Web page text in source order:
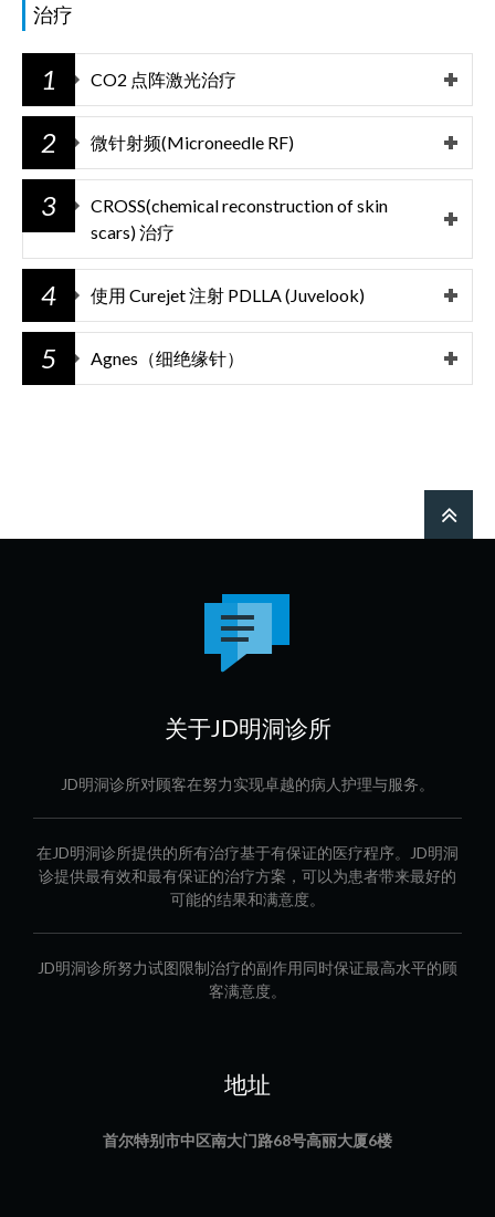
治疗
1 CO2 点阵激光治疗
2 微针射频(Microneedle RF)
3
CROSS(chemical reconstruction of skin
scars) 治疗
4 使用 Curejet 注射 PDLLA (Juvelook)
5 Agnes（细绝缘针）
关于JD明洞诊所
JD明洞诊所对顾客在努力实现卓越的病人护理与服务。
在JD明洞诊所提供的所有治疗基于有保证的医疗程序。JD明洞
诊提供最有效和最有保证的治疗方案，可以为患者带来最好的
可能的结果和满意度。
JD明洞诊所努力试图限制治疗的副作用同时保证最高水平的顾
客满意度。
地址
首尔特别市中区南大门路68号高丽大厦6楼